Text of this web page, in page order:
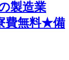
製造業
費無料★備